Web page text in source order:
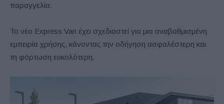
παραγγελία.
Το νέο Express Van έχει σχεδιαστεί για μια αναβαθμισμένη
εμπειρία χρήσης, κάνοντας την οδήγηση ασφαλέστερη και
τη φόρτωση ευκολότερη.